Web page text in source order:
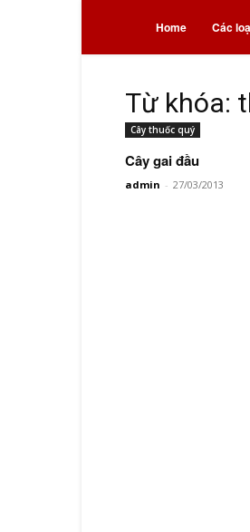
Bệnh
thuốc
Home Các
Từ khóa:
Cây thuốc quý
Cây gai đầu
admin - 27/03/2013